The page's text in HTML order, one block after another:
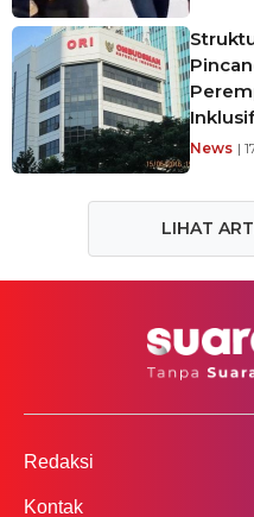
Inklusif
News |
LIHAT
Redaksi
Kontak